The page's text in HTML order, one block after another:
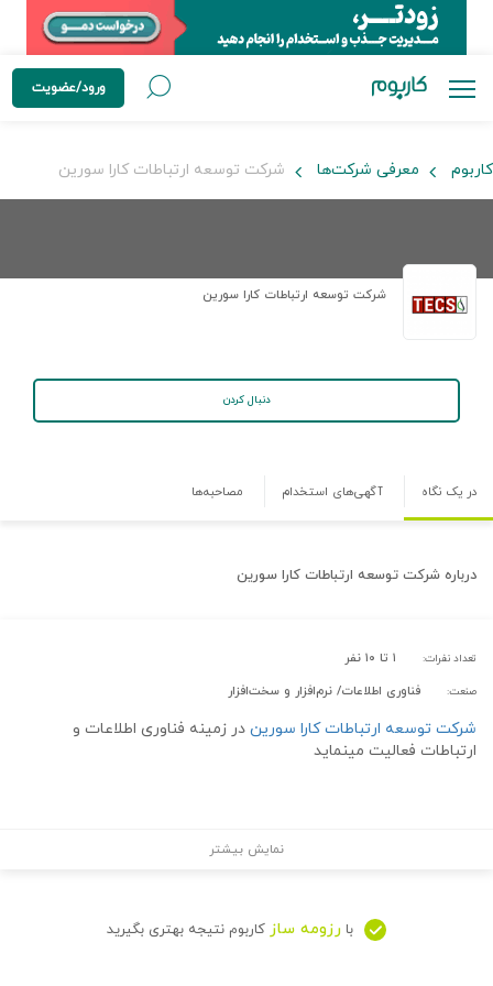
ورود/عضویت
کاربوم معرفی شرکت‌ها شرکت توسعه ارتباطات کارا سورین
شرکت توسعه ارتباطات کارا سورین
دنبال کردن
در یک نگاه آگهی‌های استخدام مصاحبه‌ها
درباره شرکت توسعه ارتباطات کارا سورین
تعداد نفرات: ۱ تا ۱۰ نفر
صنعت: فناوری اطلاعات/ نرم‌افزار و سخت‌افزار
شرکت توسعه ارتباطات کارا سورین در زمینه فناوری اطلاعات و
ارتباطات فعالیت مینماید
نمایش بیشتر
با رزومه ساز کاربوم نتیجه بهتری بگیرید